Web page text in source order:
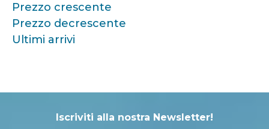
Prezzo crescente
Prezzo decrescente
Ultimi arrivi
Iscriviti alla nostra Newsletter!